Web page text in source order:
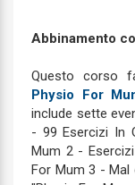
Abbinamento
Questo corso
Physio For
include sette
- 99 Esercizi In
Mum 2 -
For Mum 3 - Mal